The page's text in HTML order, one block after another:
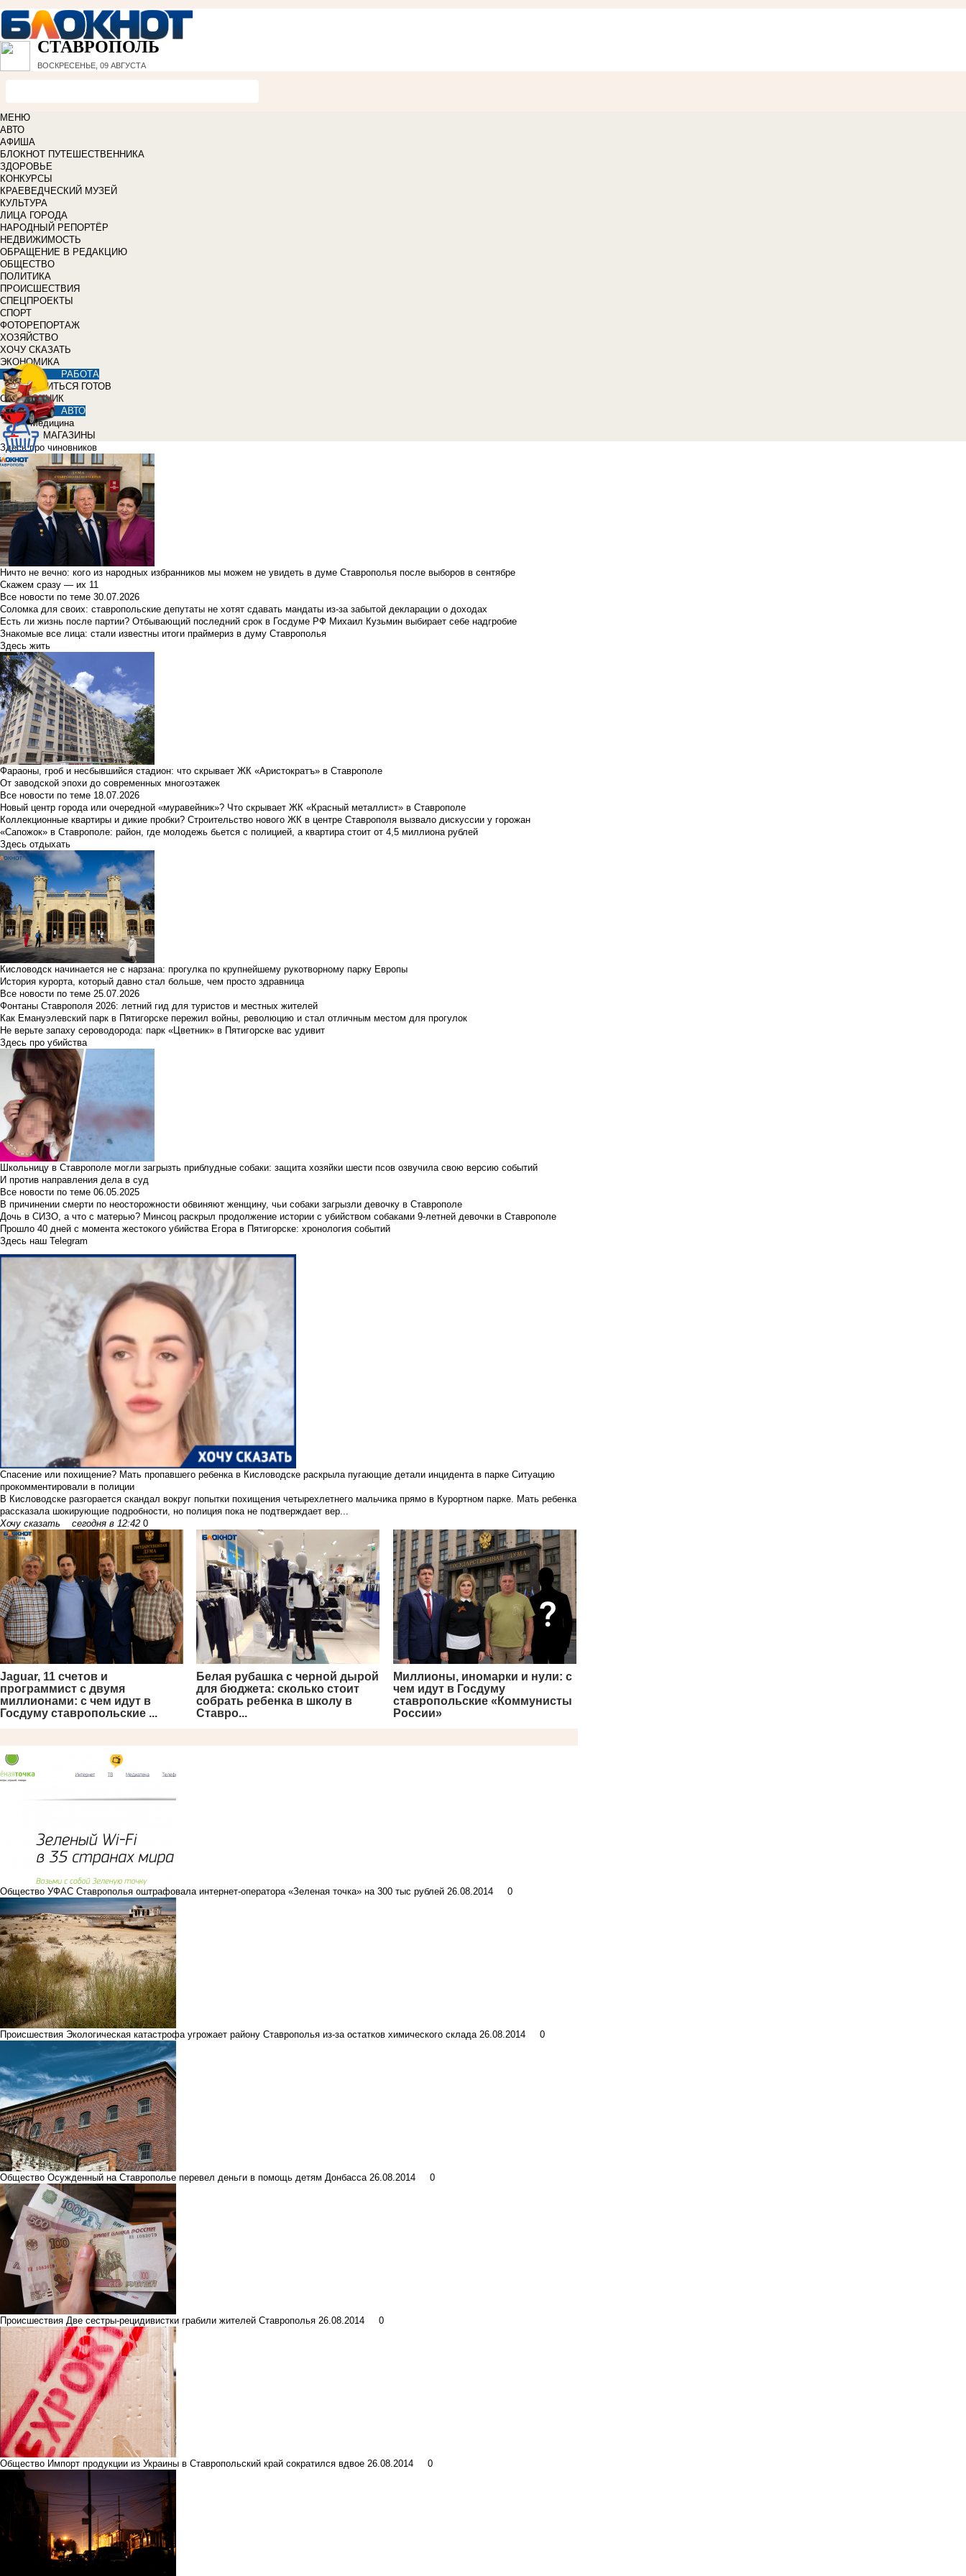
СТАВРОПОЛЬ
ВОСКРЕСЕНЬЕ, 09 АВГУСТА
МЕНЮ
АВТО
АФИША
БЛОКНОТ ПУТЕШЕСТВЕННИКА
ЗДОРОВЬЕ
КОНКУРСЫ
КРАЕВЕДЧЕСКИЙ МУЗЕЙ
КУЛЬТУРА
ЛИЦА ГОРОДА
НАРОДНЫЙ РЕПОРТЁР
НЕДВИЖИМОСТЬ
ОБРАЩЕНИЕ В РЕДАКЦИЮ
ОБЩЕСТВО
ПОЛИТИКА
ПРОИСШЕСТВИЯ
СПЕЦПРОЕКТЫ
СПОРТ
ФОТОРЕПОРТАЖ
ХОЗЯЙСТВО
ХОЧУ СКАЗАТЬ
ЭКОНОМИКА
РАБОТА
УЧИТЬСЯ ГОТОВ
СПРАВОЧНИК
АВТО
Медицина
МАГАЗИНЫ
Здесь про чиновников
Ничто не вечно: кого из народных избранников мы можем не увидеть в думе Ставрополья после выборов в сентябре
Скажем сразу — их 11
Все новости по теме 30.07.2026
Соломка для своих: ставропольские депутаты не хотят сдавать мандаты из-за забытой декларации о доходах
Есть ли жизнь после партии? Отбывающий последний срок в Госдуме РФ Михаил Кузьмин выбирает себе надгробие
Знакомые все лица: стали известны итоги праймериз в думу Ставрополья
Здесь жить
Фараоны, гроб и несбывшийся стадион: что скрывает ЖК «Аристократъ» в Ставрополе
От заводской эпохи до современных многоэтажек
Все новости по теме 18.07.2026
Новый центр города или очередной «муравейник»? Что скрывает ЖК «Красный металлист» в Ставрополе
Коллекционные квартиры и дикие пробки? Строительство нового ЖК в центре Ставрополя вызвало дискуссии у горожан
«Сапожок» в Ставрополе: район, где молодежь бьется с полицией, а квартира стоит от 4,5 миллиона рублей
Здесь отдыхать
Кисловодск начинается не с нарзана: прогулка по крупнейшему рукотворному парку Европы
История курорта, который давно стал больше, чем просто здравница
Все новости по теме 25.07.2026
Фонтаны Ставрополя 2026: летний гид для туристов и местных жителей
Как Емануэлевский парк в Пятигорске пережил войны, революцию и стал отличным местом для прогулок
Не верьте запаху сероводорода: парк «Цветник» в Пятигорске вас удивит
Здесь про убийства
Школьницу в Ставрополе могли загрызть приблудные собаки: защита хозяйки шести псов озвучила свою версию событий
И против направления дела в суд
Все новости по теме 06.05.2025
В причинении смерти по неосторожности обвиняют женщину, чьи собаки загрызли девочку в Ставрополе
Дочь в СИЗО, а что с матерью? Минсоц раскрыл продолжение истории с убийством собаками 9-летней девочки в Ставрополе
Прошло 40 дней с момента жестокого убийства Егора в Пятигорске: хронология событий
Здесь наш Telegram
Спасение или похищение? Мать пропавшего ребенка в Кисловодске раскрыла пугающие детали инцидента в парке Ситуацию
прокомментировали в полиции
В Кисловодске разгорается скандал вокруг попытки похищения четырехлетнего мальчика прямо в Курортном парке. Мать ребенка
рассказала шокирующие подробности, но полиция пока не подтверждает вер...
Хочу сказать
сегодня в 12:42 0
Jaguar, 11 счетов и
программист с двумя
миллионами: с чем идут в
Госдуму ставропольские ...
Белая рубашка с черной дырой
для бюджета: сколько стоит
собрать ребенка в школу в
Ставро...
Миллионы, иномарки и нули: с
чем идут в Госдуму
ставропольские «Коммунисты
России»
Общество УФАС Ставрополья оштрафовала интернет-оператора «Зеленая точка» на 300 тыс рублей 26.08.2014 0
Происшествия Экологическая катастрофа угрожает району Ставрополья из-за остатков химического склада 26.08.2014 0
Общество Осужденный на Ставрополье перевел деньги в помощь детям Донбасса 26.08.2014 0
Происшествия Две сестры-рецидивистки грабили жителей Ставрополья 26.08.2014 0
Общество Импорт продукции из Украины в Ставропольский край сократился вдвое 26.08.2014 0